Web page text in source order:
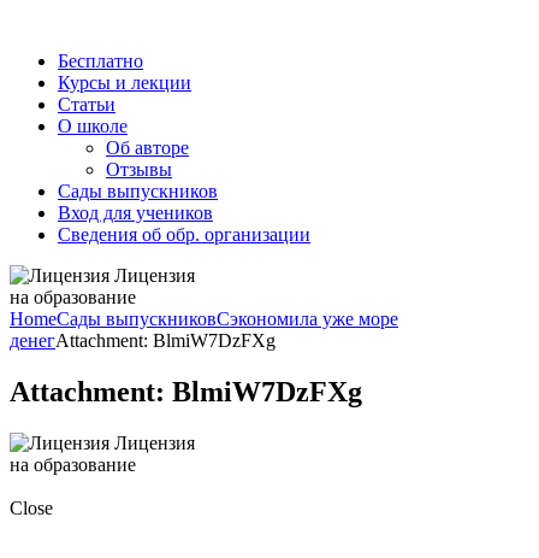
Бесплатно
Курсы и лекции
Статьи
О школе
Об авторе
Отзывы
Сады выпускников
Вход для учеников
Сведения об обр. организации
Лицензия
на образование
HomeСады выпускниковСэкономила уже море
денегAttachment: BlmiW7DzFXg
Attachment: BlmiW7DzFXg
Лицензия
на образование
Close